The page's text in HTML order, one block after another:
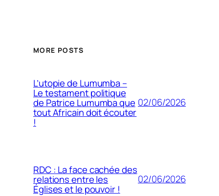
MORE POSTS
L’utopie de Lumumba –
Le testament politique
de Patrice Lumumba que
tout Africain doit écouter
!
02/06/2026
RDC : La face cachée des
relations entre les
Églises et le pouvoir !
02/06/2026